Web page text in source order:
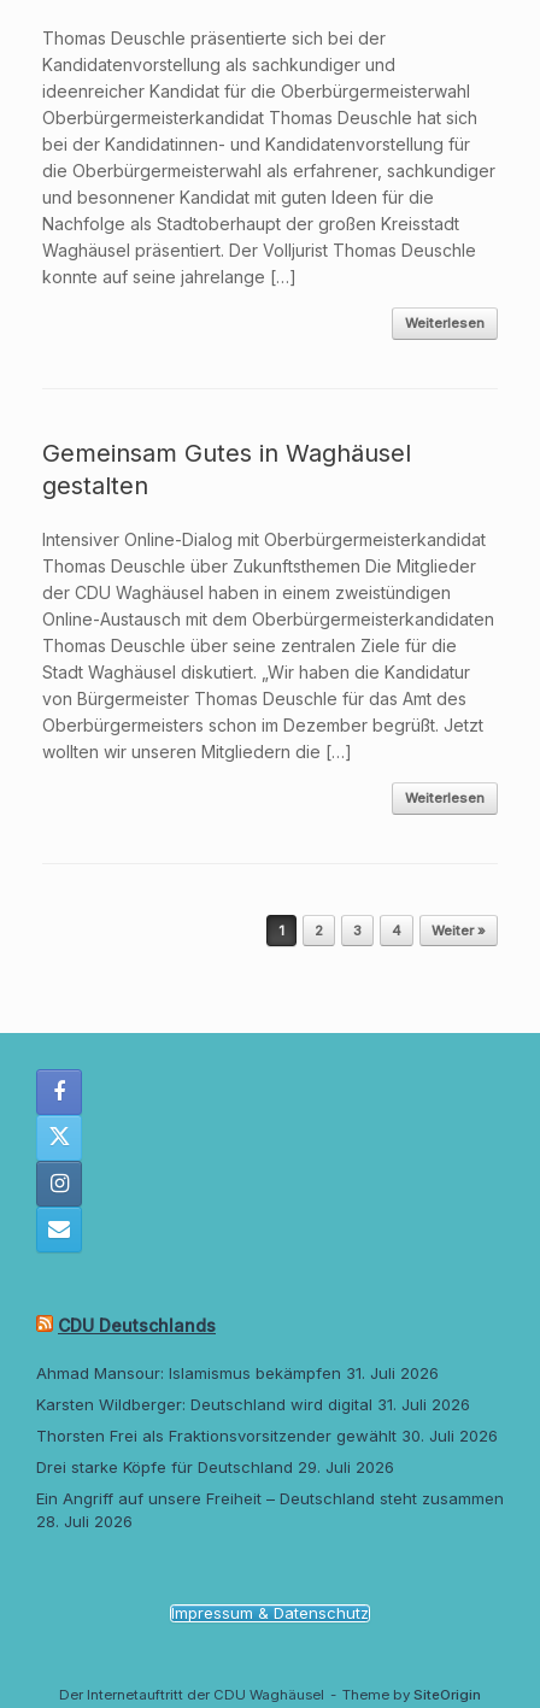
Thomas Deuschle präsentierte sich bei der
Kandidatenvorstellung als sachkundiger und
ideenreicher Kandidat für die Oberbürgermeisterwahl
Oberbürgermeisterkandidat Thomas Deuschle hat sich
bei der Kandidatinnen- und Kandidatenvorstellung für
die Oberbürgermeisterwahl als erfahrener, sachkundiger
und besonnener Kandidat mit guten Ideen für die
Nachfolge als Stadtoberhaupt der großen Kreisstadt
Waghäusel präsentiert. Der Volljurist Thomas Deuschle
konnte auf seine jahrelange […]
Weiterlesen
Gemeinsam Gutes in Waghäusel
gestalten
Intensiver Online-Dialog mit Oberbürgermeisterkandidat
Thomas Deuschle über Zukunftsthemen Die Mitglieder
der CDU Waghäusel haben in einem zweistündigen
Online-Austausch mit dem Oberbürgermeisterkandidaten
Thomas Deuschle über seine zentralen Ziele für die
Stadt Waghäusel diskutiert. „Wir haben die Kandidatur
von Bürgermeister Thomas Deuschle für das Amt des
Oberbürgermeisters schon im Dezember begrüßt. Jetzt
wollten wir unseren Mitgliedern die […]
Weiterlesen
1 2 3 4 Weiter »
CDU Deutschlands
Ahmad Mansour: Islamismus bekämpfen 31. Juli 2026
Karsten Wildberger: Deutschland wird digital 31. Juli 2026
Thorsten Frei als Fraktionsvorsitzender gewählt 30. Juli 2026
Drei starke Köpfe für Deutschland 29. Juli 2026
Ein Angriff auf unsere Freiheit – Deutschland steht zusammen
28. Juli 2026
Impressum & Datenschutz
Der Internetauftritt der CDU Waghäusel Theme by SiteOrigin